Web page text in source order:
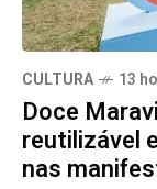
CULTURA 13
Doce
reutilizável
nas